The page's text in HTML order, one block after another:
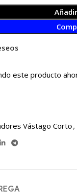
este producto
Vástago Corto ,